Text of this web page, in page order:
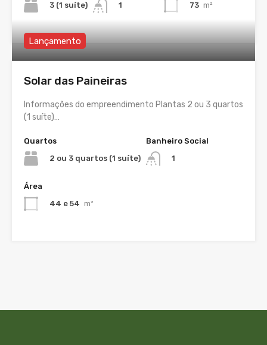
3 (1 suíte)
1
73 m²
Lançamento
Solar das Paineiras
Informações do empreendimento Plantas 2 ou 3 quartos
(1 suíte)…
Quartos
2 ou 3 quartos (1 suíte)
Banheiro Social
1
Área
44 e 54 m²